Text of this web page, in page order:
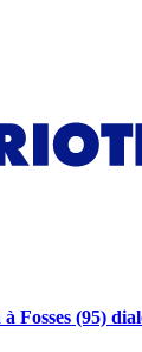
Fosses (95)